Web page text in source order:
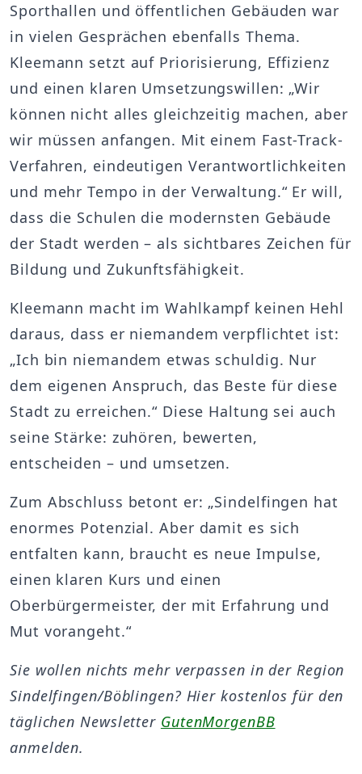
Sporthallen und öffentlichen Gebäuden war
in vielen Gesprächen ebenfalls Thema.
Kleemann setzt auf Priorisierung, Effizienz
und einen klaren Umsetzungswillen: „Wir
können nicht alles gleichzeitig machen, aber
wir müssen anfangen. Mit einem Fast-Track-
Verfahren, eindeutigen Verantwortlichkeiten
und mehr Tempo in der Verwaltung.“ Er will,
dass die Schulen die modernsten Gebäude
der Stadt werden – als sichtbares Zeichen für
Bildung und Zukunftsfähigkeit.
Kleemann macht im Wahlkampf keinen Hehl
daraus, dass er niemandem verpflichtet ist:
„Ich bin niemandem etwas schuldig. Nur
dem eigenen Anspruch, das Beste für diese
Stadt zu erreichen.“ Diese Haltung sei auch
seine Stärke: zuhören, bewerten,
entscheiden – und umsetzen.
Zum Abschluss betont er: „Sindelfingen hat
enormes Potenzial. Aber damit es sich
entfalten kann, braucht es neue Impulse,
einen klaren Kurs und einen
Oberbürgermeister, der mit Erfahrung und
Mut vorangeht.“
Sie wollen nichts mehr verpassen in der Region
Sindelfingen/Böblingen? Hier kostenlos für den
täglichen Newsletter GutenMorgenBB
anmelden.